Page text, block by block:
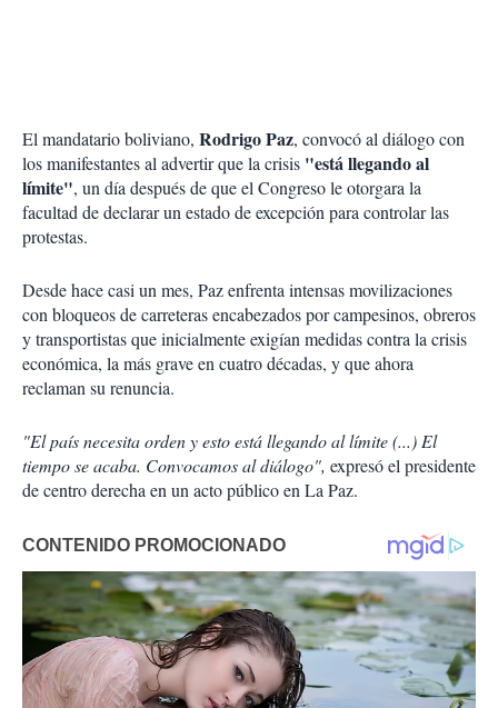
El mandatario boliviano, Rodrigo Paz, convocó al diálogo con
los manifestantes al advertir que la crisis "está llegando al
límite", un día después de que el Congreso le otorgara la
facultad de declarar un estado de excepción para controlar las
protestas.
Desde hace casi un mes, Paz enfrenta intensas movilizaciones
con bloqueos de carreteras encabezados por campesinos, obreros
y transportistas que inicialmente exigían medidas contra la crisis
económica, la más grave en cuatro décadas, y que ahora
reclaman su renuncia.
"El país necesita orden y esto está llegando al límite (...) El
tiempo se acaba. Convocamos al diálogo", expresó el presidente
de centro derecha en un acto público en La Paz.